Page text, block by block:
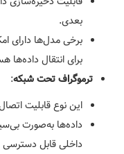
بعدی.
برخی مدل‌ها دارای
برای انتقال داده‌ها
ترموگراف تحت شبکه:
این نوع قابلیت
داده‌ها به‌صورت
داخلی قابل